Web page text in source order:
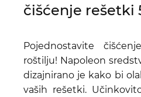
čišćenje rešetki
Pojednostavite
roštilju! Napoleon
dizajnirano je kako bi
vaših rešetki.